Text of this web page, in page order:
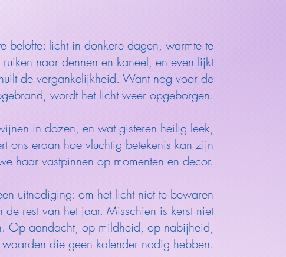
belofte: licht in donkere dagen, warmte te
naar dennen en kaneel, en even lijkt
de vergankelijkheid. Want nog voor de
wordt het licht weer opgeborgen.
in dozen, en wat gisteren heilig leek,
ons eraan hoe vluchtig betekenis kan zijn
haar vastpinnen op momenten en decor.
uitnodiging: om het licht niet te bewaren
rest van het jaar. Misschien is kerst niet
Op aandacht, op mildheid, op nabijheid,
waarden die geen kalender nodig hebben.